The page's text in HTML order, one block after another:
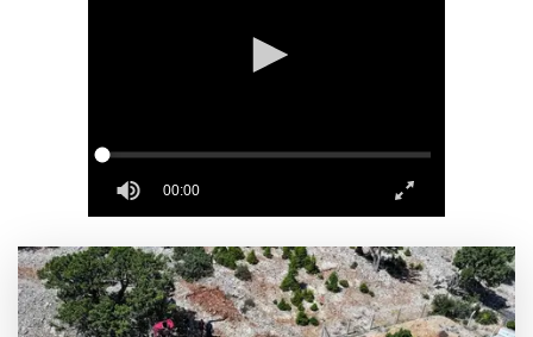
Konya Bisiklet Festivali’nin açılışı coşkuyla